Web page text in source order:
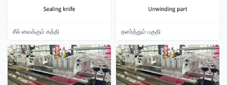
சீல் வைக்கும் கத்தி தளர்த்தும் பகுதி